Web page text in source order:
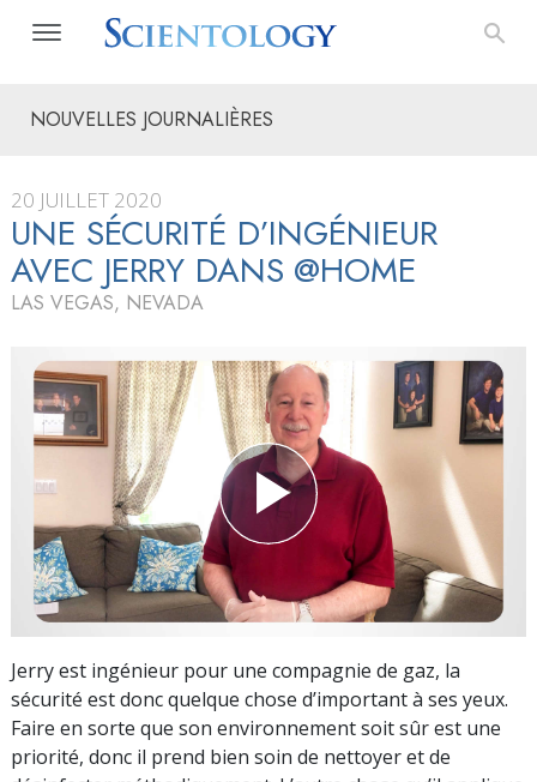
NOUVELLES JOURNALIÈRES
20 JUILLET 2020
UNE SÉCURITÉ D’INGÉNIEUR
AVEC JERRY DANS @HOME
LAS VEGAS, NEVADA
Jerry est ingénieur pour une compagnie de gaz, la
sécurité est donc quelque chose d’important à ses yeux.
Faire en sorte que son environnement soit sûr est une
priorité, donc il prend bien soin de nettoyer et de